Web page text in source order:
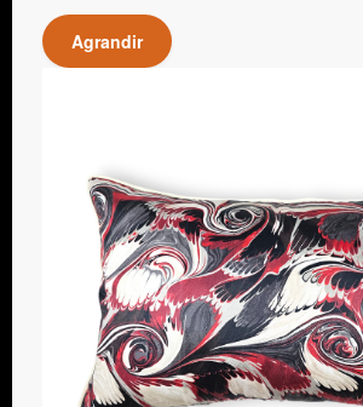
Agrandir